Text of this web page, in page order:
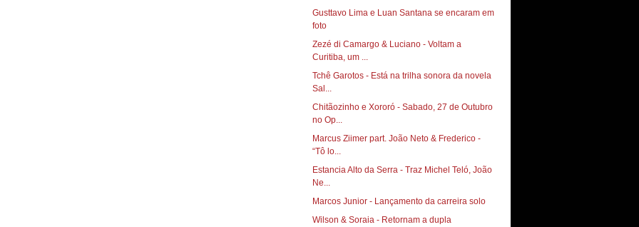
Gusttavo Lima e Luan Santana se encaram em
foto
Zezé di Camargo & Luciano - Voltam a
Curitiba, um ...
Tchê Garotos - Está na trilha sonora da novela
Sal...
Chitãozinho e Xororó - Sabado, 27 de Outubro
no Op...
Marcus Ziimer part. João Neto & Frederico -
“Tô lo...
Estancia Alto da Serra - Traz Michel Teló, João
Ne...
Marcos Junior - Lançamento da carreira solo
Wilson & Soraia - Retornam a dupla